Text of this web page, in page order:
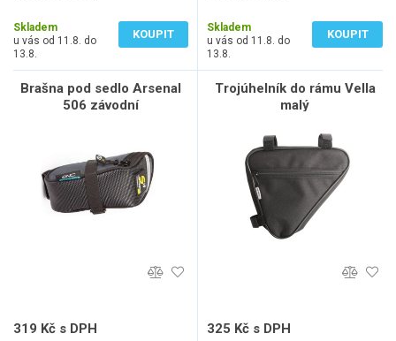
Skladem
u vás od 11.8. do
13.8.
KOUPIT
Skladem
u vás od 11.8. do
13.8.
KOUPIT
Brašna pod sedlo Arsenal
506 závodní
319 Kč s DPH
Trojúhelník do rámu Vella
malý
325 Kč s DPH